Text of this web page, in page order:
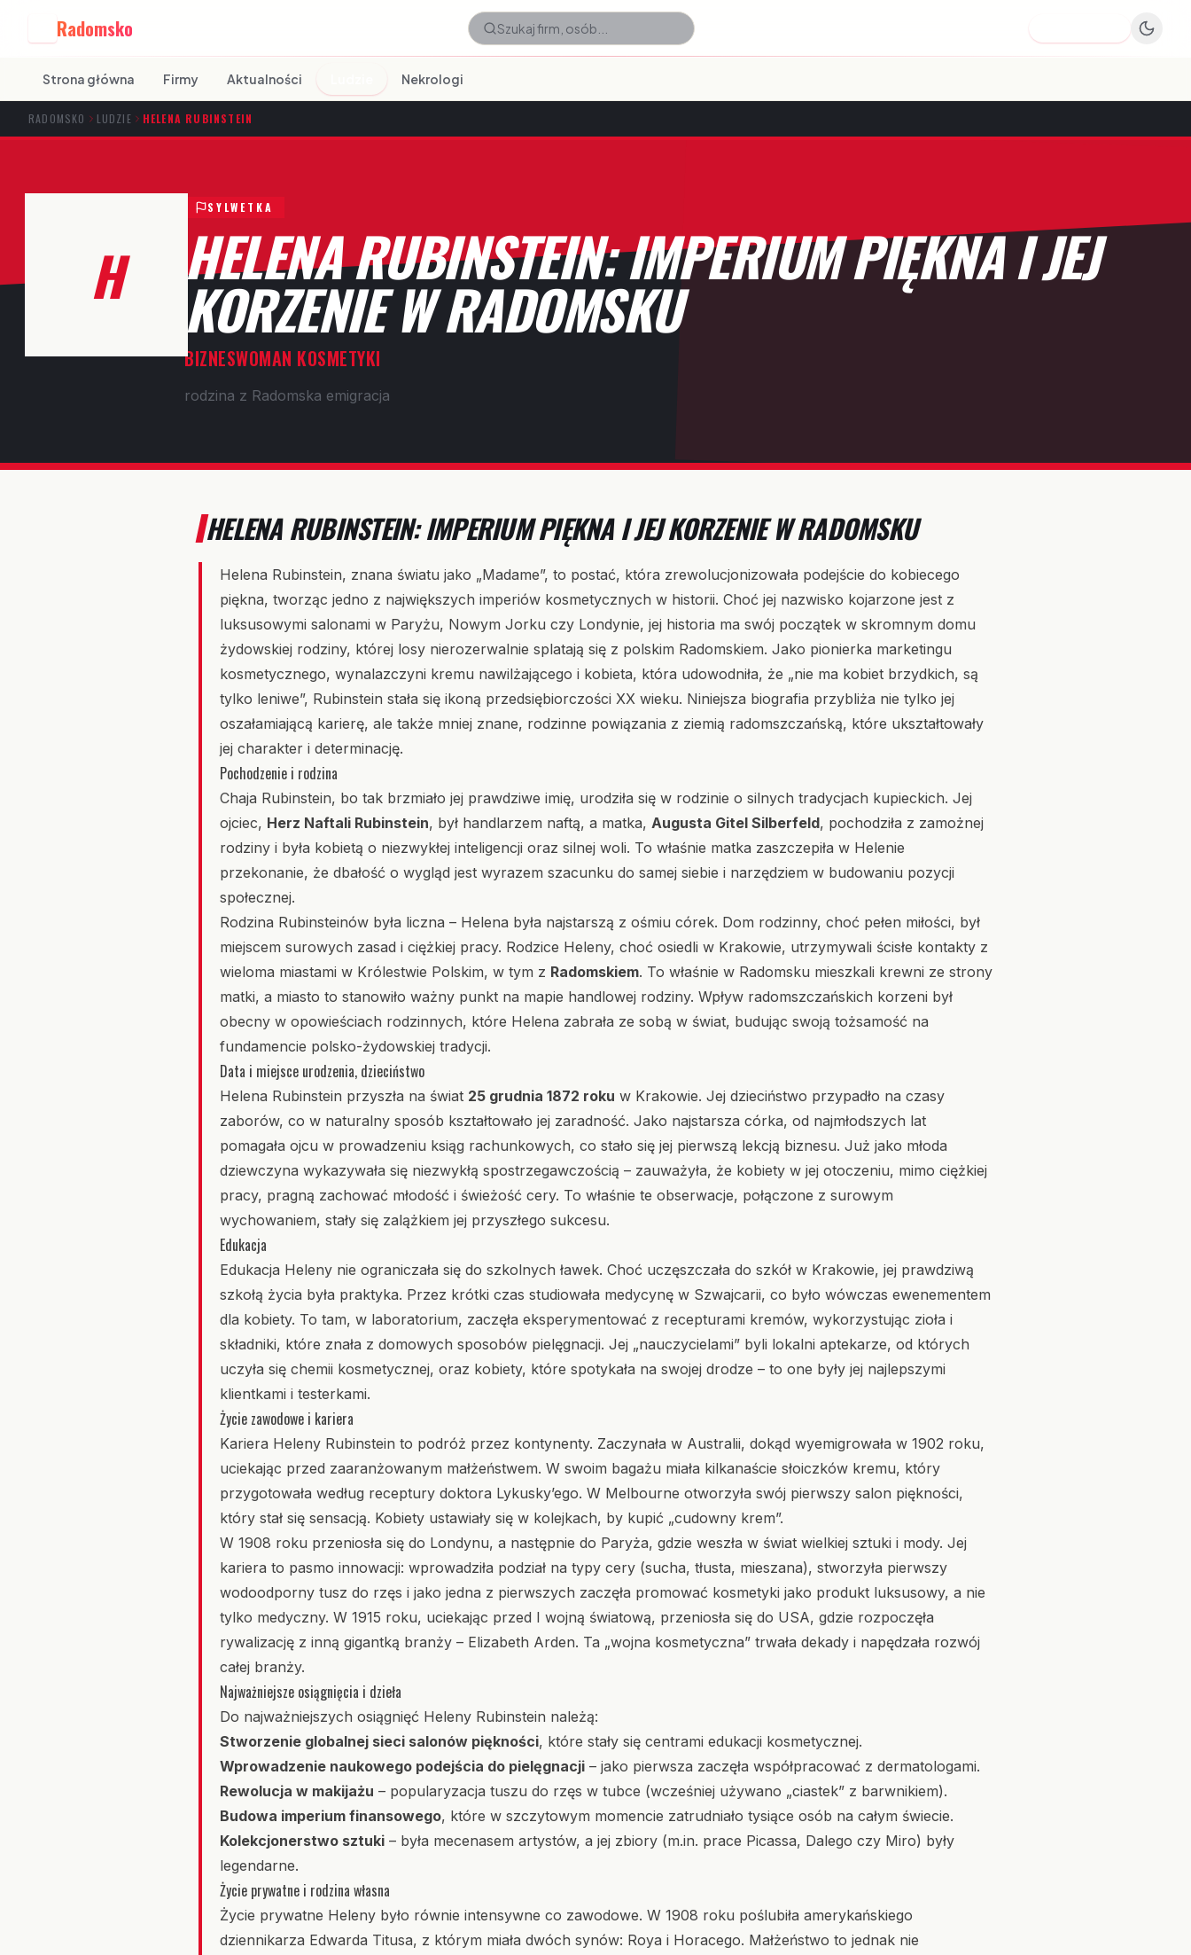
Radomsko
Strona główna Firmy Aktualności Nekrologi
RADOMSKO LUDZIE HELENA RUBINSTEIN
H
SYLWETKA
HELENA RUBINSTEIN: IMPERIUM PIĘKNA I JEJ
KORZENIE W RADOMSKU
BIZNESWOMAN KOSMETYKI
rodzina z Radomska emigracja
HELENA RUBINSTEIN: IMPERIUM PIĘKNA I JEJ KORZENIE W RADOMSKU
Helena Rubinstein, znana światu jako „Madame”, to postać, która zrewolucjonizowała podejście do kobiecego
piękna, tworząc jedno z największych imperiów kosmetycznych w historii. Choć jej nazwisko kojarzone jest z
luksusowymi salonami w Paryżu, Nowym Jorku czy Londynie, jej historia ma swój początek w skromnym domu
żydowskiej rodziny, której losy nierozerwalnie splatają się z polskim Radomskiem. Jako pionierka marketingu
kosmetycznego, wynalazczyni kremu nawilżającego i kobieta, która udowodniła, że „nie ma kobiet brzydkich, są
tylko leniwe”, Rubinstein stała się ikoną przedsiębiorczości XX wieku. Niniejsza biografia przybliża nie tylko jej
oszałamiającą karierę, ale także mniej znane, rodzinne powiązania z ziemią radomszczańską, które ukształtowały
jej charakter i determinację.
Pochodzenie i rodzina
Chaja Rubinstein, bo tak brzmiało jej prawdziwe imię, urodziła się w rodzinie o silnych tradycjach kupieckich. Jej
ojciec, Herz Naftali Rubinstein, był handlarzem naftą, a matka, Augusta Gitel Silberfeld, pochodziła z zamożnej
rodziny i była kobietą o niezwykłej inteligencji oraz silnej woli. To właśnie matka zaszczepiła w Helenie
przekonanie, że dbałość o wygląd jest wyrazem szacunku do samej siebie i narzędziem w budowaniu pozycji
społecznej.
Rodzina Rubinsteinów była liczna – Helena była najstarszą z ośmiu córek. Dom rodzinny, choć pełen miłości, był
miejscem surowych zasad i ciężkiej pracy. Rodzice Heleny, choć osiedli w Krakowie, utrzymywali ścisłe kontakty z
wieloma miastami w Królestwie Polskim, w tym z Radomskiem. To właśnie w Radomsku mieszkali krewni ze strony
matki, a miasto to stanowiło ważny punkt na mapie handlowej rodziny. Wpływ radomszczańskich korzeni był
obecny w opowieściach rodzinnych, które Helena zabrała ze sobą w świat, budując swoją tożsamość na
fundamencie polsko-żydowskiej tradycji.
Data i miejsce urodzenia, dzieciństwo
Helena Rubinstein przyszła na świat 25 grudnia 1872 roku w Krakowie. Jej dzieciństwo przypadło na czasy
zaborów, co w naturalny sposób kształtowało jej zaradność. Jako najstarsza córka, od najmłodszych lat
pomagała ojcu w prowadzeniu ksiąg rachunkowych, co stało się jej pierwszą lekcją biznesu. Już jako młoda
dziewczyna wykazywała się niezwykłą spostrzegawczością – zauważyła, że kobiety w jej otoczeniu, mimo ciężkiej
pracy, pragną zachować młodość i świeżość cery. To właśnie te obserwacje, połączone z surowym
wychowaniem, stały się zalążkiem jej przyszłego sukcesu.
Edukacja
Edukacja Heleny nie ograniczała się do szkolnych ławek. Choć uczęszczała do szkół w Krakowie, jej prawdziwą
szkołą życia była praktyka. Przez krótki czas studiowała medycynę w Szwajcarii, co było wówczas ewenementem
dla kobiety. To tam, w laboratorium, zaczęła eksperymentować z recepturami kremów, wykorzystując zioła i
składniki, które znała z domowych sposobów pielęgnacji. Jej „nauczycielami” byli lokalni aptekarze, od których
uczyła się chemii kosmetycznej, oraz kobiety, które spotykała na swojej drodze – to one były jej najlepszymi
klientkami i testerkami.
Życie zawodowe i kariera
Kariera Heleny Rubinstein to podróż przez kontynenty. Zaczynała w Australii, dokąd wyemigrowała w 1902 roku,
uciekając przed zaaranżowanym małżeństwem. W swoim bagażu miała kilkanaście słoiczków kremu, który
przygotowała według receptury doktora Lykusky’ego. W Melbourne otworzyła swój pierwszy salon piękności,
który stał się sensacją. Kobiety ustawiały się w kolejkach, by kupić „cudowny krem”.
W 1908 roku przeniosła się do Londynu, a następnie do Paryża, gdzie weszła w świat wielkiej sztuki i mody. Jej
kariera to pasmo innowacji: wprowadziła podział na typy cery (sucha, tłusta, mieszana), stworzyła pierwszy
wodoodporny tusz do rzęs i jako jedna z pierwszych zaczęła promować kosmetyki jako produkt luksusowy, a nie
tylko medyczny. W 1915 roku, uciekając przed I wojną światową, przeniosła się do USA, gdzie rozpoczęła
rywalizację z inną gigantką branży – Elizabeth Arden. Ta „wojna kosmetyczna” trwała dekady i napędzała rozwój
całej branży.
Najważniejsze osiągnięcia i dzieła
Do najważniejszych osiągnięć Heleny Rubinstein należą:
Stworzenie globalnej sieci salonów piękności, które stały się centrami edukacji kosmetycznej.
Wprowadzenie naukowego podejścia do pielęgnacji – jako pierwsza zaczęła współpracować z dermatologami.
Rewolucja w makijażu – popularyzacja tuszu do rzęs w tubce (wcześniej używano „ciastek” z barwnikiem).
Budowa imperium finansowego, które w szczytowym momencie zatrudniało tysiące osób na całym świecie.
Kolekcjonerstwo sztuki – była mecenasem artystów, a jej zbiory (m.in. prace Picassa, Dalego czy Miro) były
legendarne.
Życie prywatne i rodzina własna
Życie prywatne Heleny było równie intensywne co zawodowe. W 1908 roku poślubiła amerykańskiego
dziennikarza Edwarda Titusa, z którym miała dwóch synów: Roya i Horacego. Małżeństwo to jednak nie